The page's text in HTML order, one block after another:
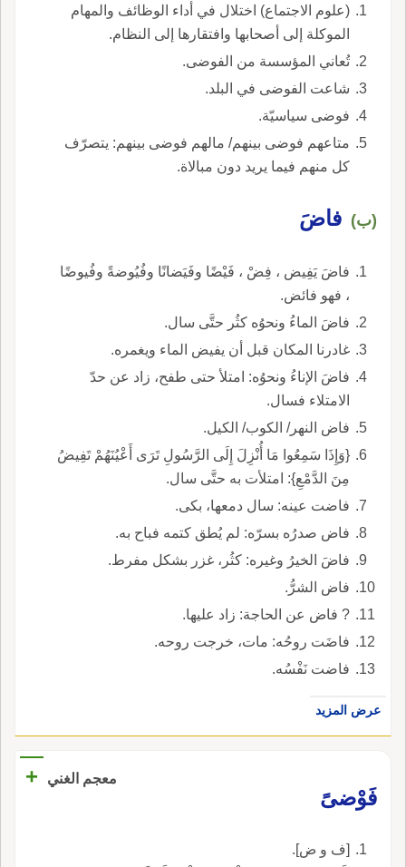
(علوم الاجتماع) اختلال في أداء الوظائف والمهام
الموكلة إلى أصحابها وافتقارها إلى النظام.
تُعاني المؤسسة من الفوضى.
شاعت الفوضى في البلد.
فوضى سياسيّة.
متاعهم فوضى بينهم/ مالهم فوضى بينهم: يتصرّف
كل منهم فيما يريد دون مبالاة.
(ب) فاضَ
فاضَ يَفِيض ، فِضْ ، فَيْضًا وفَيَضانًا وفُيُوضةً وفُيوضًا
، فهو فائض.
فاضَ الماءُ ونحوُه كثُر حتَّى سال.
غادرنا المكان قبل أن يفيض الماء ويغمره.
فاضَ الإناءُ ونحوُه: امتلأ حتى طفح، زاد عن حدّ
الامتلاء فسال.
فاض النهر/ الكوب/ الكيل.
{وَإِذَا سَمِعُوا مَا أُنْزِلَ إِلَى الرَّسُولِ تَرَى أَعْيُنَهُمْ تَفِيضُ
مِنَ الدَّمْعِ}: امتلأت به حتَّى سال.
فاضت عينه: سال دمعها، بكى.
فاض صدرُه بسرّه: لم يُطق كتمه فباح به.
فاضَ الخيرُ وغيره: كثُر، غزر بشكل مفرط.
فاض الشرُّ.
? فاض عن الحاجة: زاد عليها.
فاضَت روحُه: مات، خرجت روحه.
فاضت نَفْسُه.
عرض المزيد
معجم الغني
+
فَوْضىً
[ف و ض].